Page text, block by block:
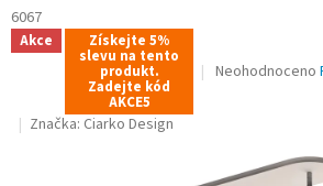
6067
Akce Získejte 5%
slevu na tento
produkt.
Zadejte kód
AKCE5
Průměrné
z
Neohodnoceno
Značka: Ciarko Design